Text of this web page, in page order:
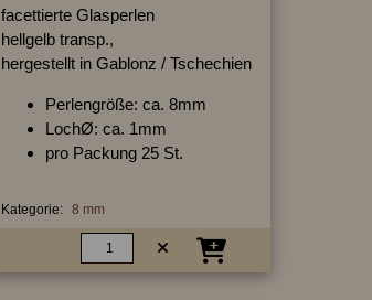
facettierte Glasperlen
hellgelb transp.,
hergestellt in Gablonz / Tschechien
Perlengröße: ca. 8mm
LochØ: ca. 1mm
pro Packung 25 St.
Kategorie: 8 mm